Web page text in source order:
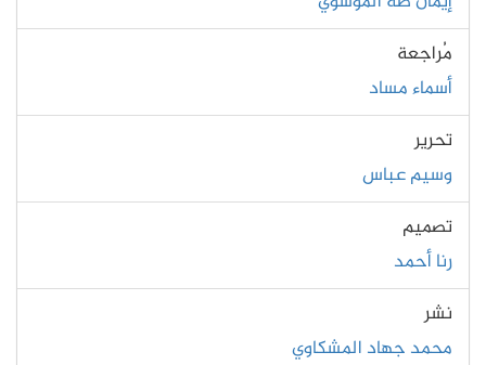
مُراجعة
أسماء مساد
تحرير
وسيم عباس
تصميم
رنا أحمد
نشر
محمد جهاد المشكاوي